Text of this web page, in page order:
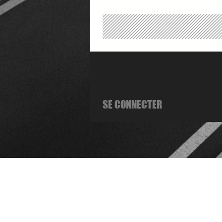
SE CONNECTER